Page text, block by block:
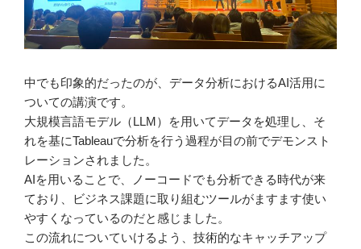
中でも印象的だったのが、データ分析におけるAI活用に
ついての講演です。
大規模言語モデル（LLM）を用いてデータを処理し、そ
れを基にTableauで分析を行う過程が目の前でデモンスト
レーションされました。
AIを用いることで、ノーコードでも分析できる時代が来
ており、ビジネス課題に取り組むツールがますます使い
やすくなっているのだと感じました。
この流れについていけるよう、技術的なキャッチアップ